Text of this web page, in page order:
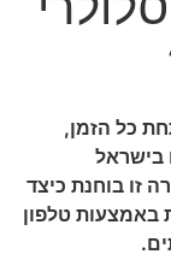
כל הזמן,
בישראל
זו בוחנת כיצד
באמצעות טלפון